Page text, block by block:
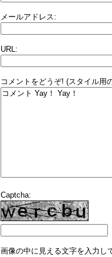
メールアドレス:
URL:
コメントをどうぞ! (スタイル用
Captcha:
画像の中に見える文字を入力し